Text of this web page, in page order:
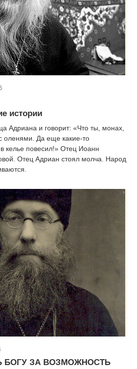
истории
Адриана и говорит: «Что ты, монах,
оленями. Да еще какие-то
келье повесил!» Отец Иоанн
Отец Адриан стоял молча. Народ
БОГУ ЗА ВОЗМОЖНОСТЬ